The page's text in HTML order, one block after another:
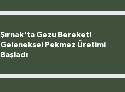
Şırnak'ta Gezu Bereketi
Geleneksel Pekmez Üretimi
Başladı